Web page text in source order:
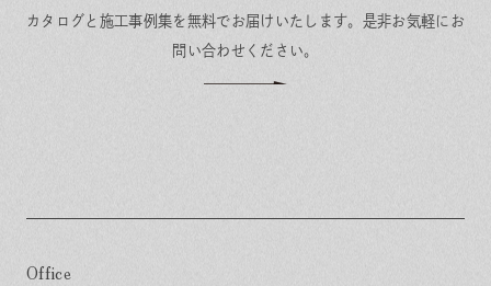
カタログと施工事例集を無料でお届けいたします。 是非お気軽にお
問い合わせください。
Office